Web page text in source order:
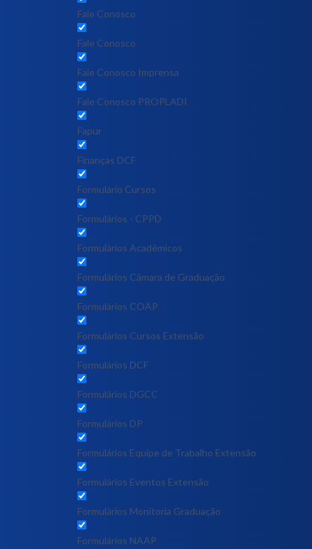
Fale Conosco
Fale Conosco
Fale Conosco Imprensa
Fale Conosco PROPLADI
Fapur
Finanças DCF
Formulário Cursos
Formulários - CPPD
Formulários Acadêmicos
Formulários Câmara de Graduação
Formulários COAP
Formulários Cursos Extensão
Formulários DCF
Formulários DGCC
Formulários DP
Formulários Equipe de Trabalho Extensão
Formulários Eventos Extensão
Formulários Monitoria Graduação
Formulários NAAP